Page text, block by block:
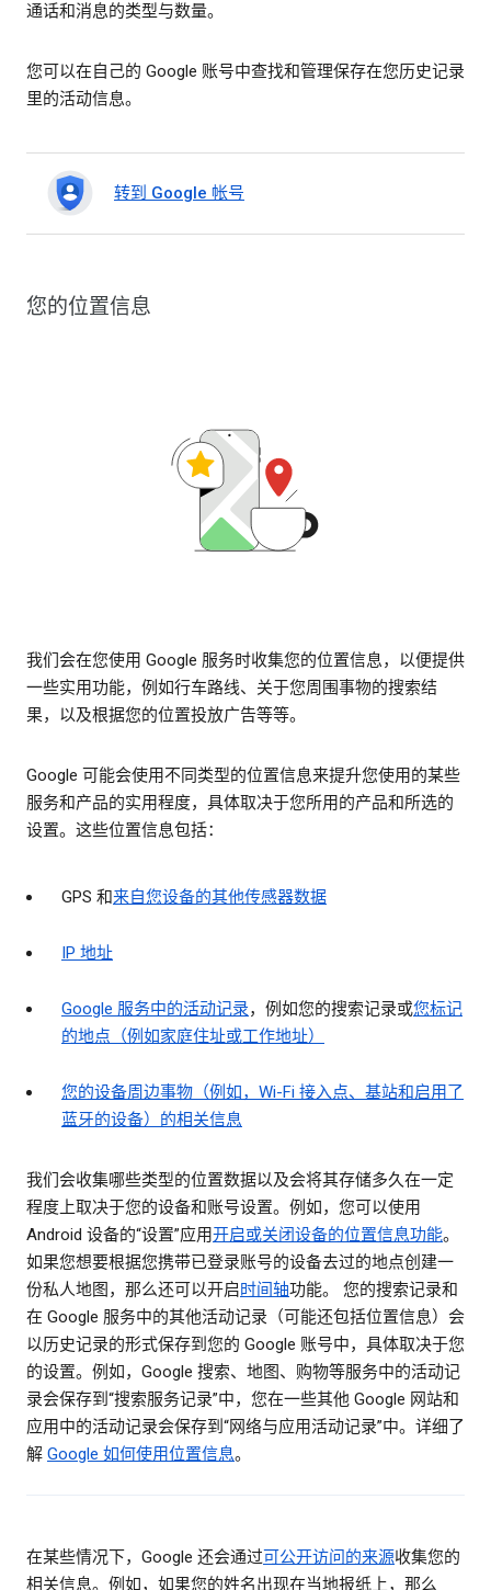
通话和消息的类型与数量。
您可以在自己的 Google 账号中查找和管理保存在您历史记录
里的活动信息。
转到 Google 帐号
您的位置信息
我们会在您使用 Google 服务时收集您的位置信息，以便提供
一些实用功能，例如行车路线、关于您周围事物的搜索结
果，以及根据您的位置投放广告等等。
Google 可能会使用不同类型的位置信息来提升您使用的某些
服务和产品的实用程度，具体取决于您所用的产品和所选的
设置。这些位置信息包括：
GPS 和来自您设备的其他传感器数据
IP 地址
Google 服务中的活动记录，例如您的搜索记录或您标记
的地点（例如家庭住址或工作地址）
您的设备周边事物（例如，Wi-Fi 接入点、基站和启用了
蓝牙的设备）的相关信息
我们会收集哪些类型的位置数据以及会将其存储多久在一定
程度上取决于您的设备和账号设置。例如，您可以使用
Android 设备的“设置”应用开启或关闭设备的位置信息功能。
如果您想要根据您携带已登录账号的设备去过的地点创建一
份私人地图，那么还可以开启时间轴功能。 您的搜索记录和
在 Google 服务中的其他活动记录（可能还包括位置信息）会
以历史记录的形式保存到您的 Google 账号中，具体取决于您
的设置。例如，Google 搜索、地图、购物等服务中的活动记
录会保存到“搜索服务记录”中，您在一些其他 Google 网站和
应用中的活动记录会保存到“网络与应用活动记录”中。详细了
解 Google 如何使用位置信息。
在某些情况下，Google 还会通过可公开访问的来源收集您的
相关信息。例如，如果您的姓名出现在当地报纸上，那么